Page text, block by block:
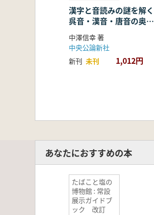
漢字と音読みの謎を解く
呉音・漢音・唐音の奥深
い世界
中澤信幸 著
中央公論新社
新刊 未刊 1,012円
あなたにおすすめの本
たばこと塩の
博物館 : 常設
展示ガイドブ
ック 改訂